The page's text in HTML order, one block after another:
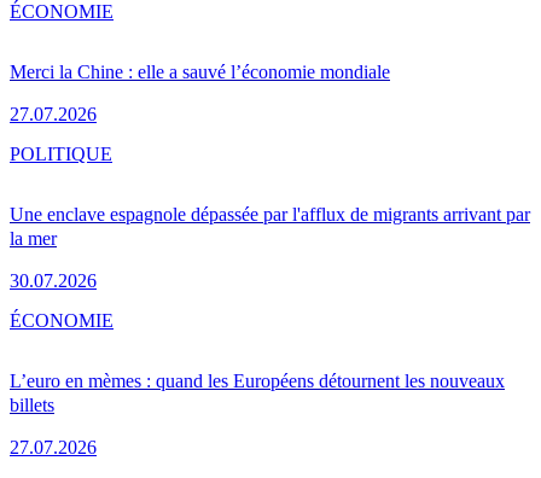
Merci la Chine : elle a sauvé l’économie mondiale
27.07.2026
ÉCONOMIE
Une enclave espagnole dépassée par l'afflux de migrants arrivant par
la mer
30.07.2026
POLITIQUE
L’euro en mèmes : quand les Européens détournent les nouveaux
billets
27.07.2026
ÉCONOMIE